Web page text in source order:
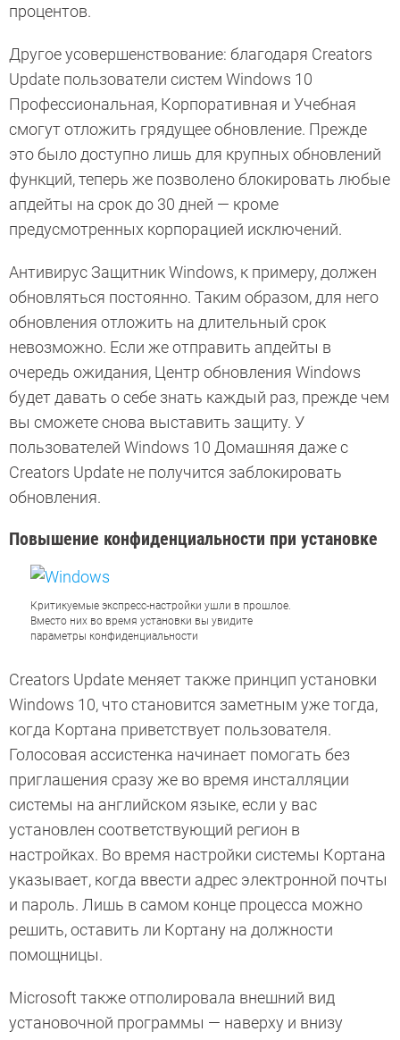
процентов.
Другое усовершенствование: благодаря Creators
Update пользователи систем Windows 10
Профессиональная, Корпоративная и Учебная
смогут отложить грядущее обновление. Прежде
это было доступно лишь для крупных обновлений
функций, теперь же позволено блокировать любые
апдейты на срок до 30 дней — кроме
предусмотренных корпорацией исключений.
Антивирус Защитник Windows, к примеру, должен
обновляться постоянно. Таким образом, для него
обновления отложить на длительный срок
невозможно. Если же отправить апдейты в
очередь ожидания, Центр обновления Windows
будет давать о себе знать каждый раз, прежде чем
вы сможете снова выставить защиту. У
пользователей Windows 10 Домашняя даже с
Creators Update не получится заблокировать
обновления.
Повышение конфиденциальности при установке
Критикуемые экспресс-настройки ушли в прошлое.
Вместо них во время установки вы увидите
параметры конфиденциальности
Creators Update меняет также принцип установки
Windows 10, что становится заметным уже тогда,
когда Кортана приветствует пользователя.
Голосовая ассистенка начинает помогать без
приглашения сразу же во время инсталляции
системы на английском языке, если у вас
установлен соответствующий регион в
настройках. Во время настройки системы Кортана
указывает, когда ввести адрес электронной почты
и пароль. Лишь в самом конце процесса можно
решить, оставить ли Кортану на должности
помощницы.
Microsoft также отполировала внешний вид
установочной программы — наверху и внизу